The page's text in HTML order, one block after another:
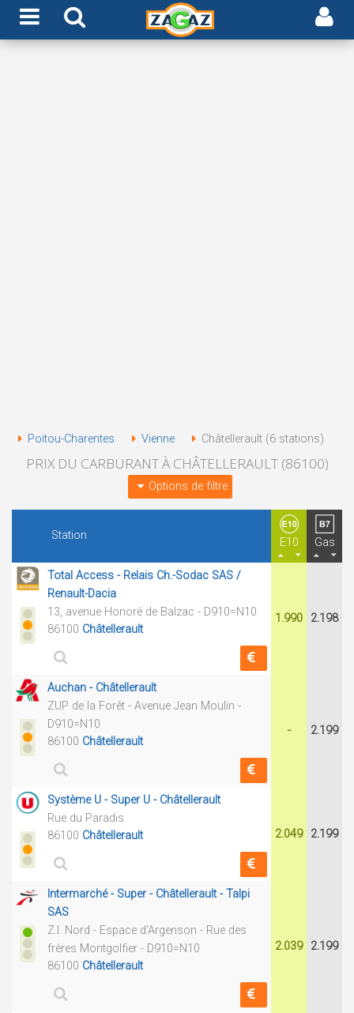
Poitou-Charentes Vienne Châtellerault (6 stations)
PRIX DU CARBURANT À CHÂTELLERAULT (86100)
Options de filtre
Station
E10 Gas
Total Access - Relais Ch.-Sodac SAS /
Renault-Dacia
13, avenue Honoré de Balzac - D910=N10
86100 Châtellerault
1.990 2.198
Auchan - Châtellerault
ZUP de la Forêt - Avenue Jean Moulin -
D910=N10
86100 Châtellerault
- 2.199
Système U - Super U - Châtellerault
Rue du Paradis
86100 Châtellerault 2.049 2.199
Intermarché - Super - Châtellerault - Talpi
SAS
Z.I. Nord - Espace d'Argenson - Rue des
frères Montgolfier - D910=N10
86100 Châtellerault
2.039 2.199